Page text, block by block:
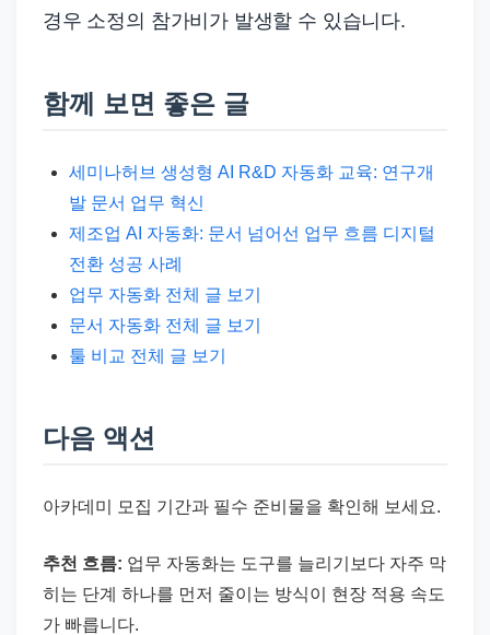
경우 소정의 참가비가 발생할 수 있습니다.
함께 보면 좋은 글
세미나허브 생성형 AI R&D 자동화 교육: 연구개
발 문서 업무 혁신
제조업 AI 자동화: 문서 넘어선 업무 흐름 디지털
전환 성공 사례
업무 자동화 전체 글 보기
문서 자동화 전체 글 보기
툴 비교 전체 글 보기
다음 액션
아카데미 모집 기간과 필수 준비물을 확인해 보세요.
추천 흐름: 업무 자동화는 도구를 늘리기보다 자주 막
히는 단계 하나를 먼저 줄이는 방식이 현장 적용 속도
가 빠릅니다.